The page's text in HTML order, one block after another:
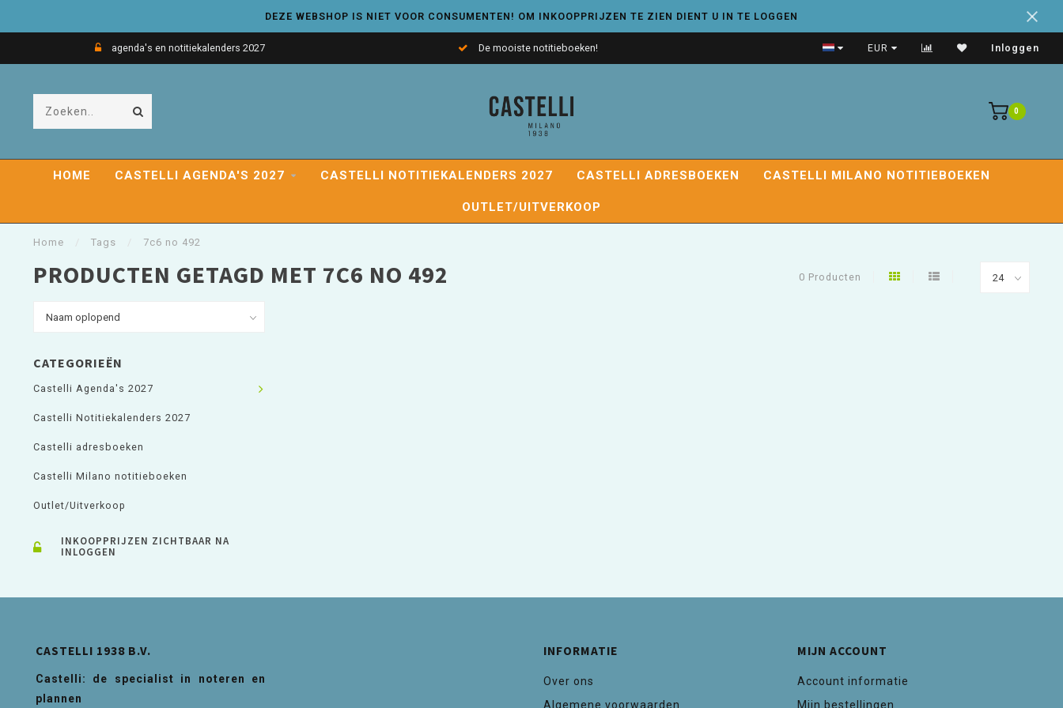
DEZE WEBSHOP IS NIET VOOR CONSUMENTEN! OM INKOOPPRIJZEN TE ZIEN DIENT U IN TE LOGGEN
agenda's en notitiekalenders 2027 De mooiste notitieboeken! Handige adresboeken
EUR Inloggen
0
HOME CASTELLI AGENDA'S 2027 CASTELLI NOTITIEKALENDERS 2027 CASTELLI ADRESBOEKEN CASTELLI MILANO NOTITIEBOEKEN
OUTLET/UITVERKOOP
Home Tags 7c6 no 492
PRODUCTEN GETAGD MET 7C6 NO 492 0 Producten
CATEGORIEËN
Castelli Agenda's 2027
Castelli Notitiekalenders 2027
Castelli adresboeken
Castelli Milano notitieboeken
Outlet/Uitverkoop
INKOOPPRIJZEN ZICHTBAAR NA
INLOGGEN
CASTELLI 1938 B.V.
Castelli: de specialist in noteren en
plannen
INFORMATIE
Over ons
Algemene voorwaarden
MIJN ACCOUNT
Account informatie
Mijn bestellingen